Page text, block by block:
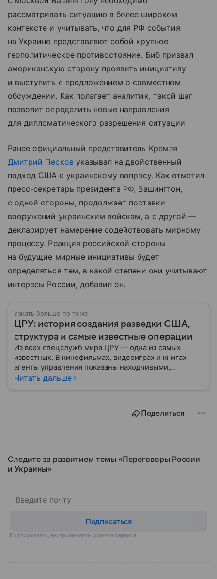
рассматривать ситуацию в более широком
контексте и учитывать, что для РФ события
на Украине представляют собой крупное
геополитическое противостояние. Биб призвал
американскую сторону проявить инициативу
и выступить с предложением о совместном
обсуждении. Как полагает аналитик, такой шаг
позволит определить новые направления
для дипломатического разрешения ситуации.
Ранее официальный представитель Кремля
Дмитрий Песков указывал на двойственный
подход США к украинскому вопросу. Как отметил
пресс-секретарь президента РФ, Вашингтон,
с одной стороны, продолжает поставки
вооружений украинским войскам, а с другой —
декларирует намерение содействовать мирному
процессу. Реакция российской стороны
на будущие мирные инициативы будет
определяться тем, в какой степени они учитывают
интересы России, добавил он.
Узнать больше по теме
ЦРУ: история создания разведки США,
структура и самые известные операции
Из всех спецслужб мира ЦРУ — одна из самых
известных. В кинофильмах, видеоиграх и книгах
агенты управления показаны находчивыми,
смелыми и принципиальными людьми, для которых
Читать дальше
Поделиться
Следите за развитием темы «Переговоры России
и Украины⁠»
Подписаться
Подписываясь, вы принимаете условия сервиса